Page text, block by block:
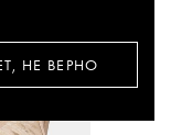
НЕ ВЕРНО